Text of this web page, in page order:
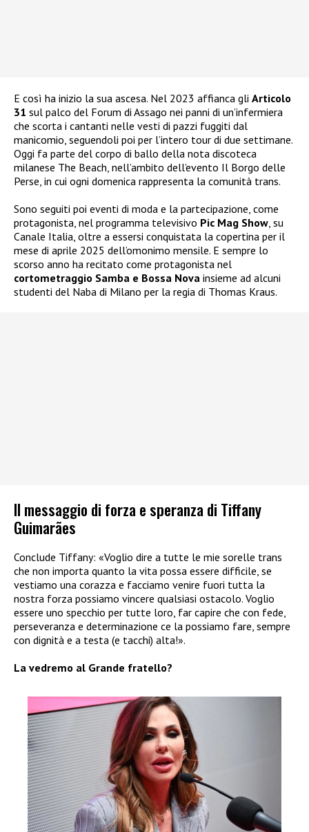
E così ha inizio la sua ascesa. Nel 2023 affianca gli Articolo
31 sul palco del Forum di Assago nei panni di un’infermiera
che scorta i cantanti nelle vesti di pazzi fuggiti dal
manicomio, seguendoli poi per l’intero tour di due settimane.
Oggi fa parte del corpo di ballo della nota discoteca
milanese The Beach, nell’ambito dell’evento Il Borgo delle
Perse, in cui ogni domenica rappresenta la comunità trans.
Sono seguiti poi eventi di moda e la partecipazione, come
protagonista, nel programma televisivo Pic Mag Show, su
Canale Italia, oltre a essersi conquistata la copertina per il
mese di aprile 2025 dell’omonimo mensile. E sempre lo
scorso anno ha recitato come protagonista nel
cortometraggio Samba e Bossa Nova insieme ad alcuni
studenti del Naba di Milano per la regia di Thomas Kraus.
Il messaggio di forza e speranza di Tiffany
Guimarães
Conclude Tiffany: «Voglio dire a tutte le mie sorelle trans
che non importa quanto la vita possa essere difficile, se
vestiamo una corazza e facciamo venire fuori tutta la
nostra forza possiamo vincere qualsiasi ostacolo. Voglio
essere uno specchio per tutte loro, far capire che con fede,
perseveranza e determinazione ce la possiamo fare, sempre
con dignità e a testa (e tacchi) alta!».
La vedremo al Grande fratello?